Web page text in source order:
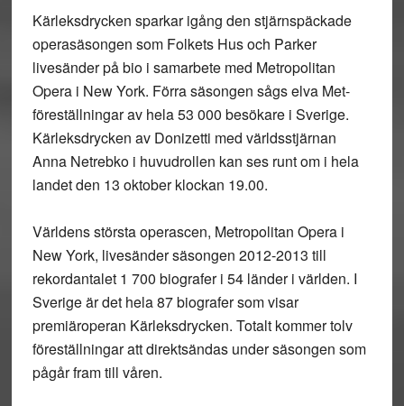
Kärleksdrycken sparkar igång den stjärnspäckade
operasäsongen som Folkets Hus och Parker
livesänder på bio i samarbete med Metropolitan
Opera i New York. Förra säsongen sågs elva Met-
föreställningar av hela 53 000 besökare i Sverige.
Kärleksdrycken av Donizetti med världsstjärnan
Anna Netrebko i huvudrollen kan ses runt om i hela
landet den 13 oktober klockan 19.00.
Världens största operascen, Metropolitan Opera i
New York, livesänder säsongen 2012-2013 till
rekordantalet 1 700 biografer i 54 länder i världen. I
Sverige är det hela 87 biografer som visar
premiäroperan Kärleksdrycken. Totalt kommer tolv
föreställningar att direktsändas under säsongen som
pågår fram till våren.